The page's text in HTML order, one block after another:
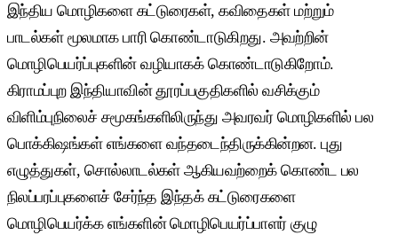
இந்திய மொழிகளை கட்டுரைகள், கவிதைகள் மற்றும்
பாடல்கள் மூலமாக பாரி கொண்டாடுகிறது. அவற்றின்
மொழிபெயர்ப்புகளின் வழியாகக் கொண்டாடுகிறோம்.
கிராமப்புற இந்தியாவின் தூரப்பகுதிகளில் வசிக்கும்
விளிம்புநிலைச் சமூகங்களிலிருந்து அவரவர் மொழிகளில் பல
பொக்கிஷங்கள் எங்களை வந்தடைந்திருக்கின்றன. புது
எழுத்துகள், சொல்லாடல்கள் ஆகியவற்றைக் கொண்ட பல
நிலப்பரப்புகளைச் சேர்ந்த இந்தக் கட்டுரைகளை
மொழிபெயர்க்க எங்களின் மொழிபெயர்ப்பாளர் குழு